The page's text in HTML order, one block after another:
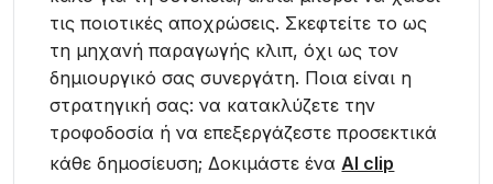
τις ποιοτικές αποχρώσεις. Σκεφτείτε το ως
τη μηχανή παραγωγής κλιπ, όχι ως τον
δημιουργικό σας συνεργάτη. Ποια είναι η
στρατηγική σας: να κατακλύζετε την
τροφοδοσία ή να επεξεργάζεστε προσεκτικά
κάθε δημοσίευση; Δοκιμάστε έναAI clip